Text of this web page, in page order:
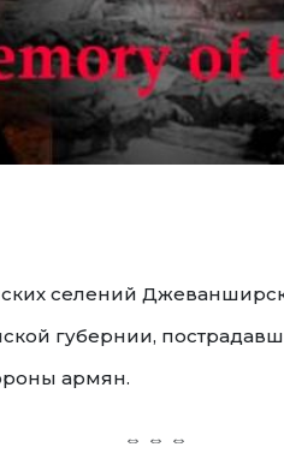
селений
губернии,
армян.
⇔ ⇔ ⇔